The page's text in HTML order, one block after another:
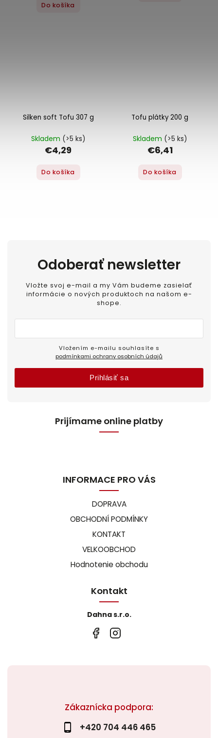
Do košíka
Silken soft Tofu 307 g
Skladem (>5 ks)
€4,29
Do košíka
Tofu plátky 200 g
Skladem (>5 ks)
€6,41
Do košíka
Zákaznícka podpora:
+420 704 446 465
Odoberať newsletter
Vložte svoj e-mail a my Vám budeme zasielať
informácie o nových produktoch na našom e-
shope.
podmínkami ochrany osobních údajů
Prihlásiť sa
Prijímame online platby
INFORMACE PRO VÁS
DOPRAVA
OBCHODNÍ PODMÍNKY
KONTAKT
VELKOOBCHOD
Hodnotenie obchodu
Kontakt
Dahna s.r.o.